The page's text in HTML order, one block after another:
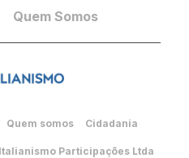
Quem Somos
Quem somos Cidadania
Participações Ltda